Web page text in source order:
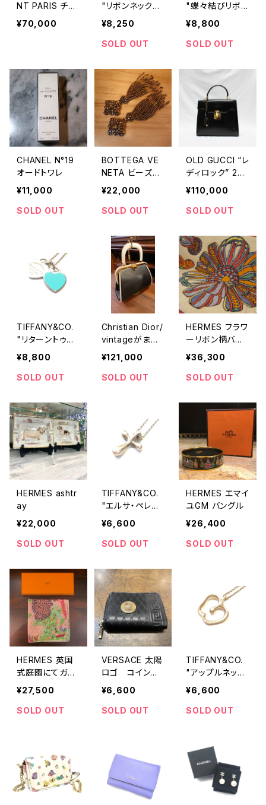
NT PARIS チェ
ーンショルダー
ウォレット
¥70,000
"リボンネックレ
ス"
¥8,250
SOLD OUT
"蝶々結びリボン
ネックレス"
¥8,800
SOLD OUT
CHANEL N°19
オードトワレ
¥11,000
SOLD OUT
BOTTEGA VE
NETA ビーズタ
ッセルイヤリング
¥22,000
SOLD OUT
OLD GUCCI “レ
ディロック” 2w
ayハンドバッグ
¥110,000
SOLD OUT
TIFFANY&CO.
"リターントゥミ
ニダブルハート
ネックレス"
¥8,800
SOLD OUT
Christian Dior/
vintageがま口
バッグ
¥121,000
SOLD OUT
HERMES フラワ
ーリボン柄バス
マット ブランケ
ット タオル
ビーチマット
¥36,300
SOLD OUT
HERMES ashtr
ay
¥22,000
SOLD OUT
TIFFANY&CO.
"エルサ・ペレッ
ティ スモールク
ロスネックレス"
¥6,600
SOLD OUT
HERMES エマイ
ユGM バングル
¥26,400
SOLD OUT
HERMES 英国
式庭園にてガヴ
ロッシュ カレ4
5 スカーフ
¥27,500
SOLD OUT
VERSACE 太陽
ロゴ コインケ
ース
¥6,600
SOLD OUT
TIFFANY&CO.
"アップルネック
レス"
¥6,600
SOLD OUT